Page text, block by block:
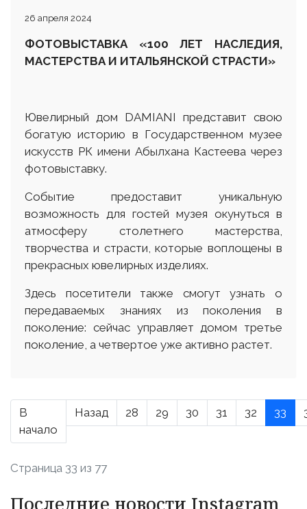
26 апреля 2024
ФОТОВЫСТАВКА «100 ЛЕТ НАСЛЕДИЯ,
МАСТЕРСТВА И ИТАЛЬЯНСКОЙ СТРАСТИ»
Ювелирный дом DAMIANI представит свою
богатую историю в Государственном музее
искусств РК имени Абылхана Кастеева через
фотовыставку.
Событие предоставит уникальную
возможность для гостей музея окунуться в
атмосферу столетнего мастерства,
творчества и страсти, которые воплощены в
прекрасных ювелирных изделиях.
Здесь посетители также смогут узнать о
передаваемых знаниях из поколения в
поколение: сейчас управляет домом третье
поколение, а четвертое уже активно растет.
В
начало
Назад 28 29 30 31 32 33
Страница 33 из 77
Последние новости Instagram